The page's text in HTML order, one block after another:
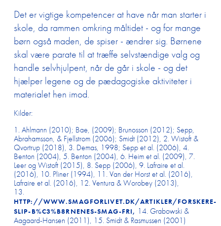
Det er vigtige kompetencer at have når man starter i
skole, da rammen omkring måltidet - og for mange
børn også maden, de spiser - ændrer sig. Børnene
skal være parate til at træffe selvstændige valg og
handle selvhjulpent, når de går i skole - og det
hjælper legene og de pædagogiske aktiviteter i
materialet hen imod.
Kilder:
1. Ahlmann (2010); Bae, (2009); Brunosson (2012); Sepp,
Abrahamsson, & Fjellstrom (2006); Smidt (2012), 2. Wistoft &
Qvortrup (2018), 3. Demas, 1998; Sepp et al. (2006), 4.
Benton (2004), 5. Benton (2004), 6. Heim et al. (2009), 7.
Leer og Wistoft (2015), 8. Sepp (2006), 9. Lafraire et al.
(2016), 10. Pliner (1994), 11. Van der Horst et al. (2016),
Lafraire et al. (2016), 12. Ventura & Worobey (2013),
13.
HTTP://WWW.SMAGFORLIVET.DK/ARTIKLER/FORSKERE-
SLIP-B%C3%B8RNENES-SMAG-FRI, 14. Grabowski &
Aagaard-Hansen (2011), 15. Smidt & Rasmussen (2001)